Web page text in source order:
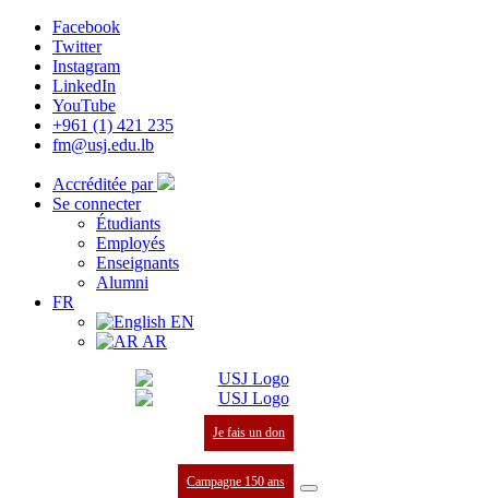
Facebook
Twitter
Instagram
LinkedIn
YouTube
+961 (1) 421 235
fm@usj.edu.lb
Accréditée par
Se connecter
Étudiants
Employés
Enseignants
Alumni
FR
EN
AR
Je fais un don
Campagne 150 ans